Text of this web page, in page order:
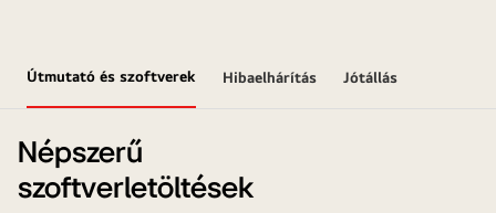
Útmutató és szoftverek Hibaelhárítás Jótállás
Népszerű
szoftverletöltések